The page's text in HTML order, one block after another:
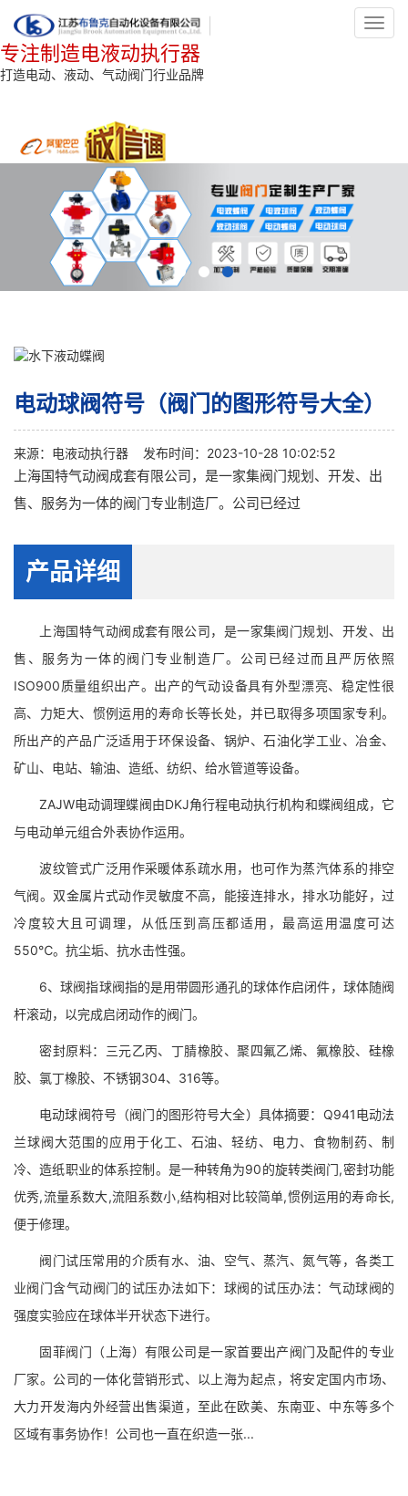
专注制造电液动执行器
打造电动、液动、气动阀门行业品牌
电动球阀符号（阀门的图形符号大全）
来源： 电液动执行器 发布时间：2023-10-28 10:02:52
上海国特气动阀成套有限公司，是一家集阀门规划、开发、出
售、服务为一体的阀门专业制造厂。公司已经过
产品详细
上海国特气动阀成套有限公司，是一家集阀门规划、开发、出
售、服务为一体的阀门专业制造厂。公司已经过而且严厉依照
ISO900质量组织出产。出产的气动设备具有外型漂亮、稳定性很
高、力矩大、惯例运用的寿命长等长处，并已取得多项国家专利。
所出产的产品广泛适用于环保设备、锅炉、石油化学工业、冶金、
矿山、电站、输油、造纸、纺织、给水管道等设备。
ZAJW电动调理蝶阀由DKJ角行程电动执行机构和蝶阀组成，它
与电动单元组合外表协作运用。
波纹管式广泛用作采暖体系疏水用，也可作为蒸汽体系的排空
气阀。双金属片式动作灵敏度不高，能接连排水，排水功能好，过
冷度较大且可调理，从低压到高压都适用，最高运用温度可达
550℃。抗尘垢、抗水击性强。
6、球阀指球阀指的是用带圆形通孔的球体作启闭件，球体随阀
杆滚动，以完成启闭动作的阀门。
密封原料：三元乙丙、丁腈橡胶、聚四氟乙烯、氟橡胶、硅橡
胶、氯丁橡胶、不锈钢304、316等。
电动球阀符号（阀门的图形符号大全）具体摘要：Q941电动法
兰球阀大范围的应用于化工、石油、轻纺、电力、食物制药、制
冷、造纸职业的体系控制。是一种转角为90的旋转类阀门,密封功能
优秀,流量系数大,流阻系数小,结构相对比较简单,惯例运用的寿命长,
便于修理。
阀门试压常用的介质有水、油、空气、蒸汽、氮气等，各类工
业阀门含气动阀门的试压办法如下：球阀的试压办法：气动球阀的
强度实验应在球体半开状态下进行。
固菲阀门（上海）有限公司是一家首要出产阀门及配件的专业
厂家。公司的一体化营销形式、以上海为起点，将安定国内市场、
大力开发海内外经营出售渠道，至此在欧美、东南亚、中东等多个
区域有事务协作！公司也一直在织造一张...